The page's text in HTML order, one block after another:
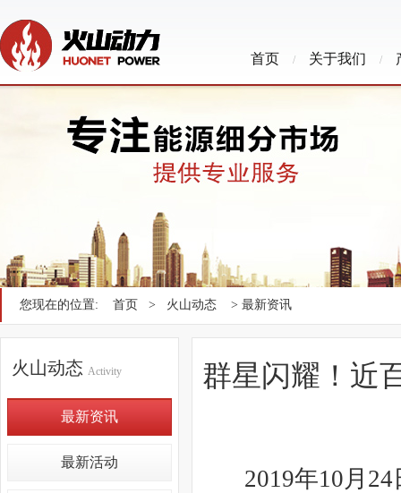
首页 / 关于我们 /
您现在的位置: 首页 > 火山动态 > 最新资讯
火山动态 Activity
最新资讯
最新活动
群星闪耀！近
2019年10月